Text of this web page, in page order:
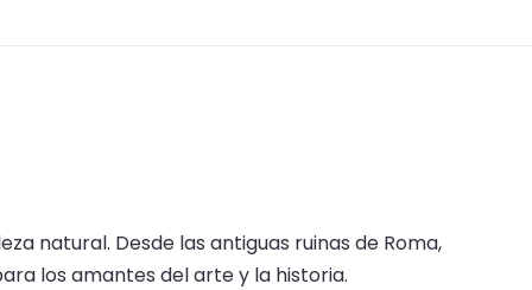
natural. Desde las antiguas ruinas de Roma,
los amantes del arte y la historia.